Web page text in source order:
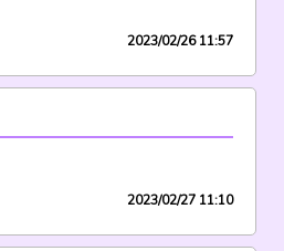
2023/02/26 11:57
2023/02/27 11:10